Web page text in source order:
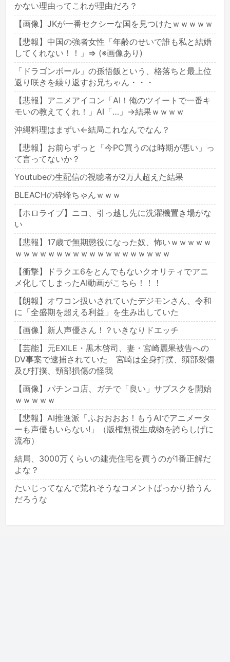
かない理由ってこれが理由だろ？
【画像】JKが一番セクシーな国を見つけたｗｗｗｗｗ
【悲報】中国の強者女性「年齢のせいで誰も私と結婚
してくれない！！」⇒ (※画像あり)
「ドラゴンボール」の孫悟飯という、格落ちと最上位
返り咲きを繰り返すお兄ちゃん・・・
【悲報】アニメアイコン「AI！俺のツイートで一番キ
モいの教えてくれ！」AI「…」→結果ｗｗｗｗ
沖縄料理はまずい←結局これなんでなん？
【悲報】お前らずっと「今PC買うのは時期が悪い」っ
て言ってないか？
Youtubeの生配信の視聴者が2万人超えた結果
BLEACHの砕蜂ちゃんｗｗｗ
【ホロライブ】ニコ、引っ越し先に洗濯機置き場がな
い
【悲報】17歳で無期懲役になった奴、怖いｗｗｗｗｗ
ｗｗｗｗｗｗｗｗｗｗｗｗｗｗｗｗｗｗｗ
【衝撃】ドラクエ6をとんでもないクオリティでアニ
メ化してしまったAI動画がこちら！！！
【朗報】オワコン扱いされていたデジモンさん、令和
に「全盛期を超える利益」を生み出していた
【画像】新人声優さん！？いきなりドエッチ
【芸能】元EXILE・黒木啓司、妻・宮崎麗果被告への
DV事案で逮捕されていた 宮崎は全身打撲、頭部裂傷
及び打撲、頸部損傷の怪我
【画像】パチンコ店、ガチで「良い」サブスクを開始
ｗｗｗｗｗ
【悲報】AI推進派「ふおおおお！もうAIでアニメータ
ーも声優もいらない!」（版権無視生成物を誇らしげに
流布）
結局、3000万くらいの建売住宅を買うのが1番正解だ
よな？
たいじってなんで荒れそうなコメントばっかり拾うん
だろうな